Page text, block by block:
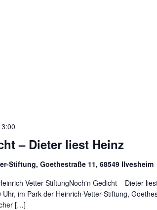
– Dieter liest Heinz
Stiftung, Goethestraße 11, 68549 Ilvesheim
Vetter StiftungNoch'n Gedicht – Dieter
im Park der Heinrich-Vetter-Stiftung,
[…]